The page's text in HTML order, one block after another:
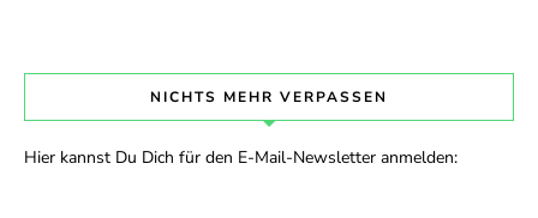
NICHTS MEHR VERPASSEN
Hier kannst Du Dich für den E-Mail-Newsletter anmelden: